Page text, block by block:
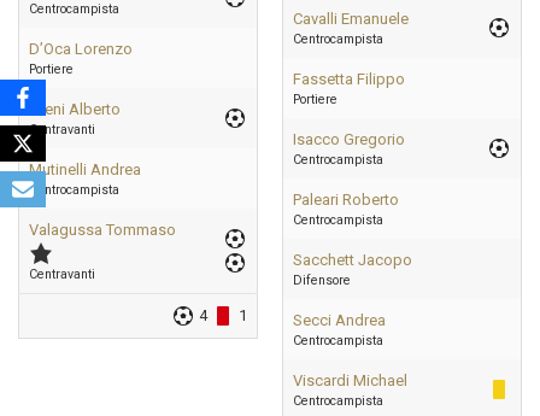
Centrocampista
D’Oca Lorenzo
Portiere
Fileni Alberto
Centravanti
Mutinelli Andrea
Centrocampista
Valagussa Tommaso
Centravanti
4 1
Cavalli Emanuele
Centrocampista
Fassetta Filippo
Portiere
Isacco Gregorio
Centrocampista
Paleari Roberto
Centrocampista
Sacchett Jacopo
Difensore
Secci Andrea
Centrocampista
Viscardi Michael
Centrocampista